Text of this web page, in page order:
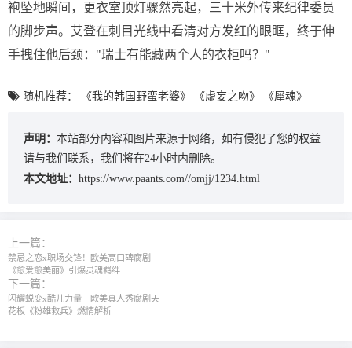
袍坠地瞬间，更衣室顶灯骤然亮起，三十米外传来纪律委员
的脚步声。艾登在刺目光线中看清对方发红的眼眶，终于伸
手拽住他后颈："瑞士有能藏两个人的衣柜吗？"
随机推荐： 《我的韩国野蛮老婆》 《虚妄之吻》 《犀魂》
声明： 本站部分内容和图片来源于网络，如有侵犯了您的权益
请与我们联系，我们将在24小时内删除。
本文地址： https://www.paants.com//omjj/1234.html
上一篇：
禁忌之恋x职场交锋！欧美高口碑腐剧
《愈爱愈美丽》引爆灵魂羁绊
下一篇：
闪耀蜕变x酷儿力量｜欧美真人秀腐剧天
花板《粉雄救兵》燃情解析